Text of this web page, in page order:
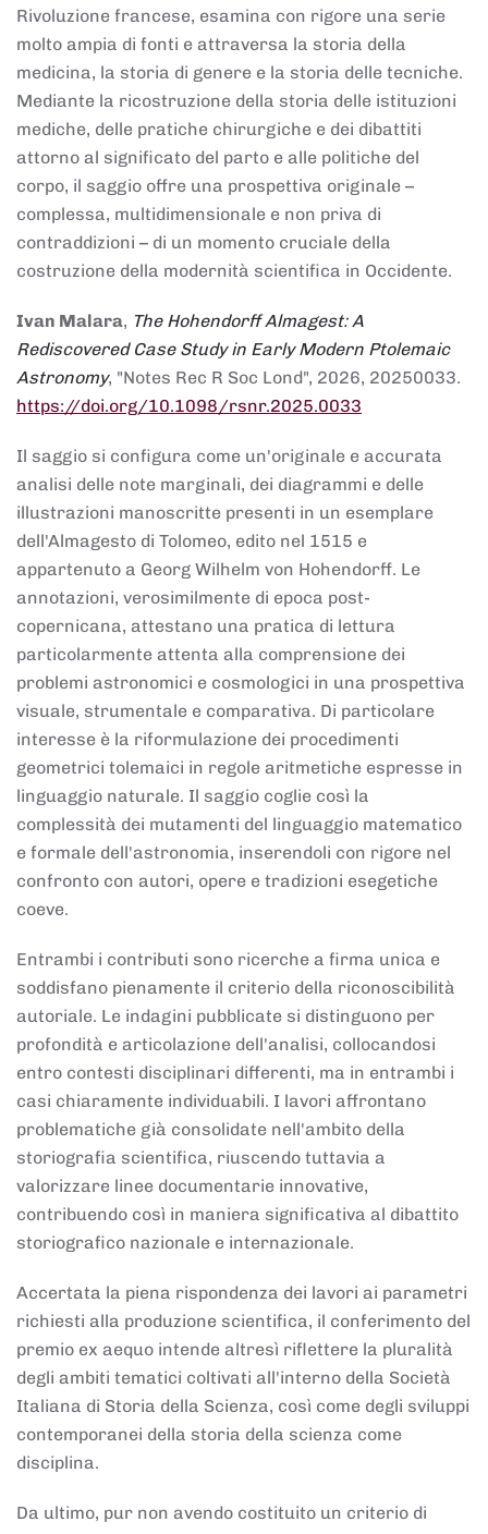
Rivoluzione francese, esamina con rigore una serie
molto ampia di fonti e attraversa la storia della
medicina, la storia di genere e la storia delle tecniche.
Mediante la ricostruzione della storia delle istituzioni
mediche, delle pratiche chirurgiche e dei dibattiti
attorno al significato del parto e alle politiche del
corpo, il saggio offre una prospettiva originale –
complessa, multidimensionale e non priva di
contraddizioni – di un momento cruciale della
costruzione della modernità scientifica in Occidente.
Ivan Malara, The Hohendorff Almagest: A
Rediscovered Case Study in Early Modern Ptolemaic
Astronomy, "Notes Rec R Soc Lond", 2026, 20250033.
https://doi.org/10.1098/rsnr.2025.0033
Il saggio si configura come un'originale e accurata
analisi delle note marginali, dei diagrammi e delle
illustrazioni manoscritte presenti in un esemplare
dell'Almagesto di Tolomeo, edito nel 1515 e
appartenuto a Georg Wilhelm von Hohendorff. Le
annotazioni, verosimilmente di epoca post-
copernicana, attestano una pratica di lettura
particolarmente attenta alla comprensione dei
problemi astronomici e cosmologici in una prospettiva
visuale, strumentale e comparativa. Di particolare
interesse è la riformulazione dei procedimenti
geometrici tolemaici in regole aritmetiche espresse in
linguaggio naturale. Il saggio coglie così la
complessità dei mutamenti del linguaggio matematico
e formale dell'astronomia, inserendoli con rigore nel
confronto con autori, opere e tradizioni esegetiche
coeve.
Entrambi i contributi sono ricerche a firma unica e
soddisfano pienamente il criterio della riconoscibilità
autoriale. Le indagini pubblicate si distinguono per
profondità e articolazione dell'analisi, collocandosi
entro contesti disciplinari differenti, ma in entrambi i
casi chiaramente individuabili. I lavori affrontano
problematiche già consolidate nell'ambito della
storiografia scientifica, riuscendo tuttavia a
valorizzare linee documentarie innovative,
contribuendo così in maniera significativa al dibattito
storiografico nazionale e internazionale.
Accertata la piena rispondenza dei lavori ai parametri
richiesti alla produzione scientifica, il conferimento del
premio ex aequo intende altresì riflettere la pluralità
degli ambiti tematici coltivati all'interno della Società
Italiana di Storia della Scienza, così come degli sviluppi
contemporanei della storia della scienza come
disciplina.
Da ultimo, pur non avendo costituito un criterio di